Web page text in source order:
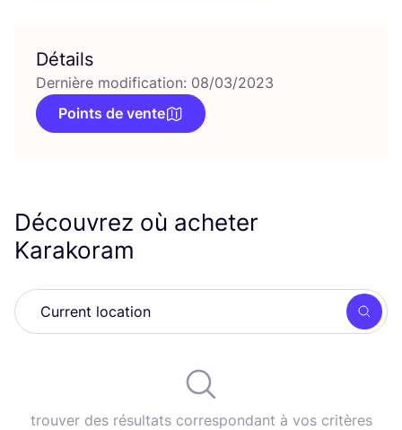
Détails
Dernière modification: 08/03/2023
Points de vente
Découvrez où acheter
Karakoram
trouver des résultats correspondant à vos critères